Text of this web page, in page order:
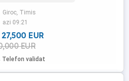
Asistenta la coborarea in panta
Full matrix Adaptive Asistenta faza
Lane Keep Assist - asistenta la
benzii de rulare Lumini ...
Giroc, Timis
azi 09:21
27,500 EUR
EUR
Telefon validat